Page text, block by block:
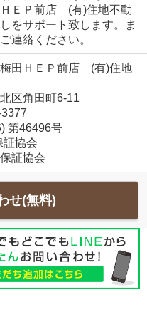
ＨＥＰ前店 (有)住地不動
をサポート致します。ま
連絡ください。
田ＨＥＰ前店 (有)住地
区角田町6-11
第46496号
証協会
証協会
せ(無料)